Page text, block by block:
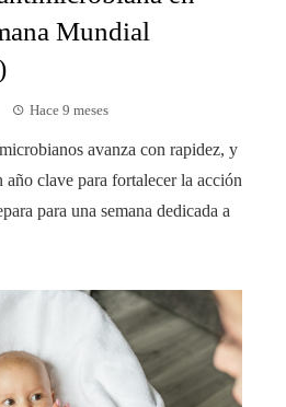
Mundial
Hace 9 meses
avanza con rapidez, y
año clave para fortalecer la acción
para una semana dedicada a